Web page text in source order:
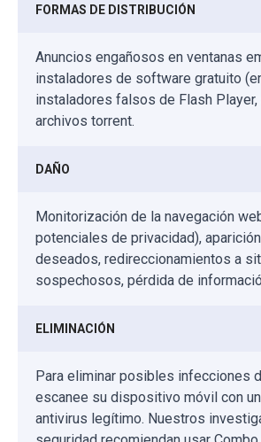
FORMAS DE DISTRIBUCIÓN
Anuncios engañosos en ventanas
instaladores de software gratuito
instaladores falsos de Flash
archivos torrent.
DAÑO
Monitorización de la navegación
potenciales de privacidad),
deseados, redireccionamientos a
sospechosos, pérdida de
ELIMINACIÓN
Para eliminar posibles infecciones
escanee su dispositivo móvil con
antivirus legítimo. Nuestros